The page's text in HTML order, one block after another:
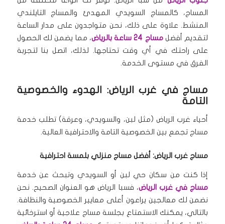
المساج، كالمساج السويدي المهدئ والمساج التايلندي
المنشط. علاوة على ذلك، نحن متواجدون على مدار الساعة
لتقديم أفضلمساج 24 ساعة بالرياض
، مما يضمن لك الحصول
على راحتك في أي وقت تحتاجها. لذلك، اتصل بنا لتجربة
الفرق في مستوى الخدمة.
مساج في غرب الرياض: الهدوء والخصوصية
التامة
أحياء غرب الرياض (مثل لبن، والسويدي، وعرقة) تطلب خدمة
مساج تجمع بين الخصوصية التامة والاحترافية العالية.
مساج غرب الرياض: أفضل مساج منزلي بلمسة احترافية
إذا كنت من سكان حي لبن أو السويدي وتبحث عن خدمة
مساج في غرب الرياض، فسبا الرياض هو العنوان الصحيح. نحن
نضمن لك معالجين يراعون أعلى معايير الخصوصية والنظافة.
بالتالي، يمكنك الاستمتاع بجلسة مساج علاجية أو استرخائية